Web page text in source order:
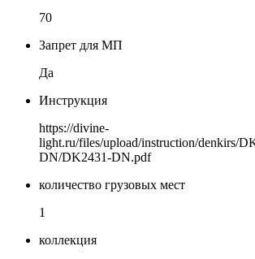
70
Запрет для МП
Да
Инструкция
https://divine-
light.ru/files/upload/instruction/denkirs/
DN/DK2431-DN.pdf
количество грузовых мест
1
коллекция